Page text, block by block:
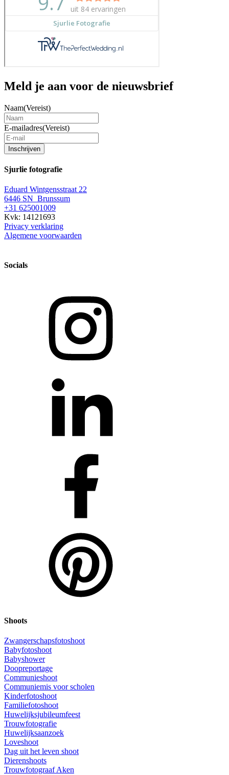
Meld je aan voor de nieuwsbrief
Naam(Vereist)
E-mailadres(Vereist)
Inschrijven
Sjurlie fotografie
Eduard Wintgensstraat 22
6446 SN Brunssum
+31 625001009
Kvk: 14121693
Privacy verklaring
Algemene voorwaarden
Socials
Shoots
Zwangerschapsfotoshoot
Babyfotoshoot
Babyshower
Doopreportage
Communieshoot
Communiemis voor scholen
Kinderfotoshoot
Familiefotoshoot
Huwelijksjubileumfeest
Trouwfotografie
Huwelijksaanzoek
Loveshoot
Dag uit het leven shoot
Dierenshoots
Trouwfotograaf Aken